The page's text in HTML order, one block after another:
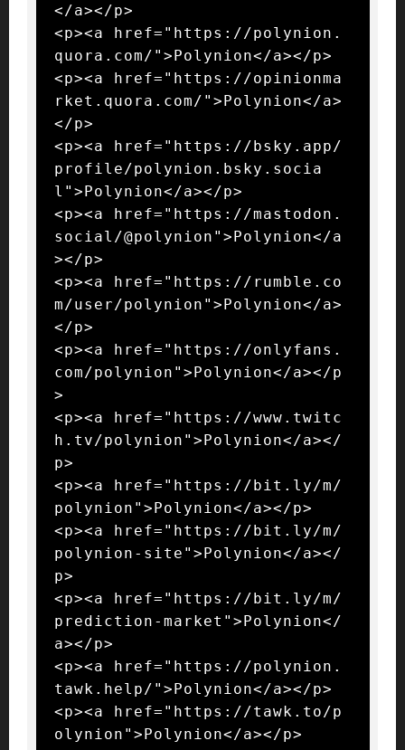
</a></p>
<p><a href="https://polynion.
quora.com/">Polynion</a></p>
<p><a href="https://opinionma
rket.quora.com/">Polynion</a>
</p>
<p><a href="https://bsky.app/
profile/polynion.bsky.socia
l">Polynion</a></p>
<p><a href="https://mastodon.
social/@polynion">Polynion</a
></p>
<p><a href="https://rumble.co
m/user/polynion">Polynion</a>
</p>
<p><a href="https://onlyfans.
com/polynion">Polynion</a></p
>
<p><a href="https://www.twitc
h.tv/polynion">Polynion</a></
p>
<p><a href="https://bit.ly/m/
polynion">Polynion</a></p>
<p><a href="https://bit.ly/m/
polynion-site">Polynion</a></
p>
<p><a href="https://bit.ly/m/
prediction-market">Polynion</
a></p>
<p><a href="https://polynion.
tawk.help/">Polynion</a></p>
<p><a href="https://tawk.to/p
olynion">Polynion</a></p>